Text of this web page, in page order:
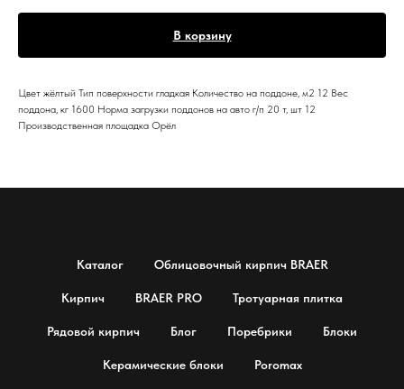
В корзину
Цвет жёлтый Тип поверхности гладкая Количество на поддоне, м2 12 Вес
поддона, кг 1600 Норма загрузки поддонов на авто г/п 20 т, шт 12
Производственная площадка Орёл
Каталог Облицовочный кирпич BRAER
Кирпич BRAER PRO Тротуарная плитка
Рядовой кирпич Блог Поребрики Блоки
Керамические блоки Poromax